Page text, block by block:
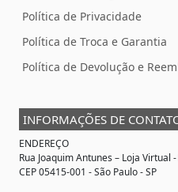
Política de Privacidade
Política de Troca e Garantia
Política de Devolução e
INFORMAÇÕES DE
ENDEREÇO
Rua Joaquim Antunes – Loja Virtual
CEP 05415-001 - São Paulo - SP